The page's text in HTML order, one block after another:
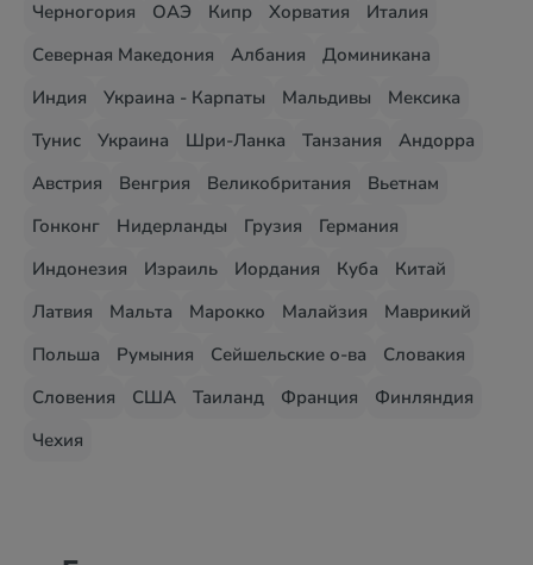
Черногория
ОАЭ Кипр Хорватия
Италия
Северная Македония
Албания
Доминикана
Индия
Украина - Карпаты Мальдивы
Мексика
Тунис
Украина Шри-Ланка Танзания
Андорра
Австрия
Венгрия Великобритания
Вьетнам
Гонконг
Нидерланды Грузия
Германия
Индонезия
Израиль Иордания Куба
Китай
Латвия
Мальта Марокко Малайзия
Маврикий
Польша
Румыния Сейшельские о-ва
Словакия
Словения
США Таиланд Франция
Финляндия
Чехия